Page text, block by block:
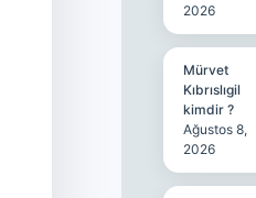
2026
Mürvet
Kıbrıslıgil
kimdir ?
Ağustos 8,
2026